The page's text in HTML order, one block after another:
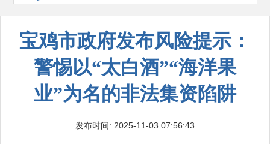
宝鸡市政府发布风险提示：
警惕以“太白酒”“海洋果
业”为名的非法集资陷阱
发布时间: 2025-11-03 07:56:43